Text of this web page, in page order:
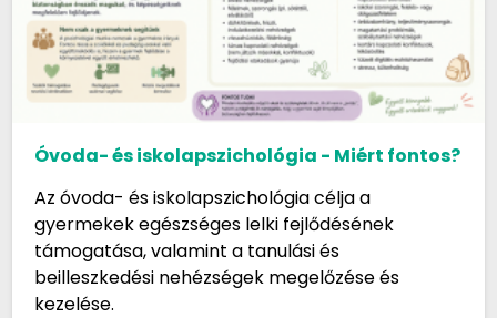
Óvoda- és iskolapszichológia - Miért fontos?
Az óvoda- és iskolapszichológia célja a
gyermekek egészséges lelki fejlődésének
támogatása, valamint a tanulási és
beilleszkedési nehézségek megelőzése és
kezelése.